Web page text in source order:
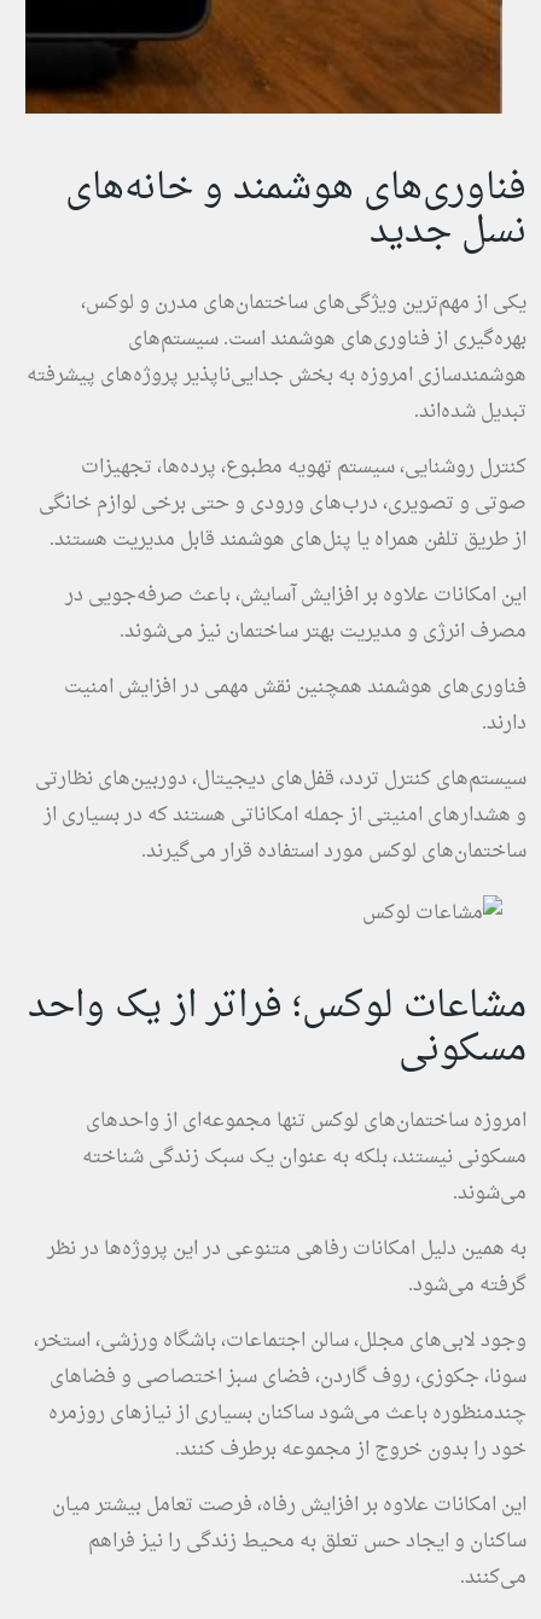
فناوری‌های هوشمند و خانه‌های
نسل جدید
یکی از مهم‌ترین ویژگی‌های ساختمان‌های مدرن و لوکس،
بهره‌گیری از فناوری‌های هوشمند است. سیستم‌های
هوشمندسازی امروزه به بخش جدایی‌ناپذیر پروژه‌های پیشرفته
تبدیل شده‌اند.
کنترل روشنایی، سیستم تهویه مطبوع، پرده‌ها، تجهیزات
صوتی و تصویری، درب‌های ورودی و حتی برخی لوازم خانگی
از طریق تلفن همراه یا پنل‌های هوشمند قابل مدیریت هستند.
این امکانات علاوه بر افزایش آسایش، باعث صرفه‌جویی در
مصرف انرژی و مدیریت بهتر ساختمان نیز می‌شوند.
فناوری‌های هوشمند همچنین نقش مهمی در افزایش امنیت
دارند.
سیستم‌های کنترل تردد، قفل‌های دیجیتال، دوربین‌های نظارتی
و هشدارهای امنیتی از جمله امکاناتی هستند که در بسیاری از
ساختمان‌های لوکس مورد استفاده قرار می‌گیرند.
مشاعات لوکس؛ فراتر از یک واحد
مسکونی
امروزه ساختمان‌های لوکس تنها مجموعه‌ای از واحدهای
مسکونی نیستند، بلکه به عنوان یک سبک زندگی شناخته
می‌شوند.
به همین دلیل امکانات رفاهی متنوعی در این پروژه‌ها در نظر
گرفته می‌شود.
وجود لابی‌های مجلل، سالن اجتماعات، باشگاه ورزشی، استخر،
سونا، جکوزی، روف گاردن، فضای سبز اختصاصی و فضاهای
چندمنظوره باعث می‌شود ساکنان بسیاری از نیازهای روزمره
خود را بدون خروج از مجموعه برطرف کنند.
این امکانات علاوه بر افزایش رفاه، فرصت تعامل بیشتر میان
ساکنان و ایجاد حس تعلق به محیط زندگی را نیز فراهم
می‌کنند.